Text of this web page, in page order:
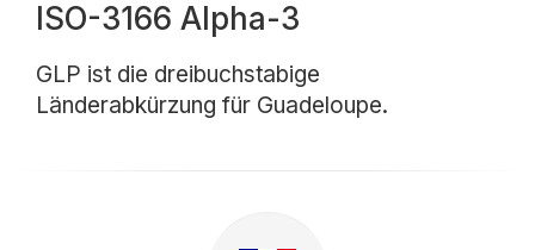
ISO-3166 Alpha-3
GLP ist die dreibuchstabige
Länderabkürzung für Guadeloupe.